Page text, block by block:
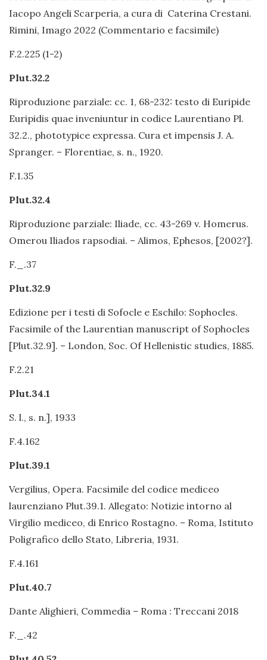
Iacopo Angeli Scarperia, a cura di Caterina Crestani.
Rimini, Imago 2022 (Commentario e facsimile)
F.2.225 (1-2)
Plut.32.2
Riproduzione parziale: cc. 1, 68-232: testo di Euripide
Euripidis quae inveniuntur in codice Laurentiano Pl.
32.2., phototypice expressa. Cura et impensis J. A.
Spranger. – Florentiae, s. n., 1920.
F.1.35
Plut.32.4
Riproduzione parziale: Iliade, cc. 43-269 v. Homerus.
Omerou Iliados rapsodiai. – Alimos, Ephesos, [2002?].
F._.37
Plut.32.9
Edizione per i testi di Sofocle e Eschilo: Sophocles.
Facsimile of the Laurentian manuscript of Sophocles
[Plut.32.9]. – London, Soc. Of Hellenistic studies, 1885.
F.2.21
Plut.34.1
S. l., s. n.], 1933
F.4.162
Plut.39.1
Vergilius, Opera. Facsimile del codice mediceo
laurenziano Plut.39.1. Allegato: Notizie intorno al
Virgilio mediceo, di Enrico Rostagno. – Roma, Istituto
Poligrafico dello Stato, Libreria, 1931.
F.4.161
Plut.40.7
Dante Alighieri, Commedia – Roma : Treccani 2018
F._.42